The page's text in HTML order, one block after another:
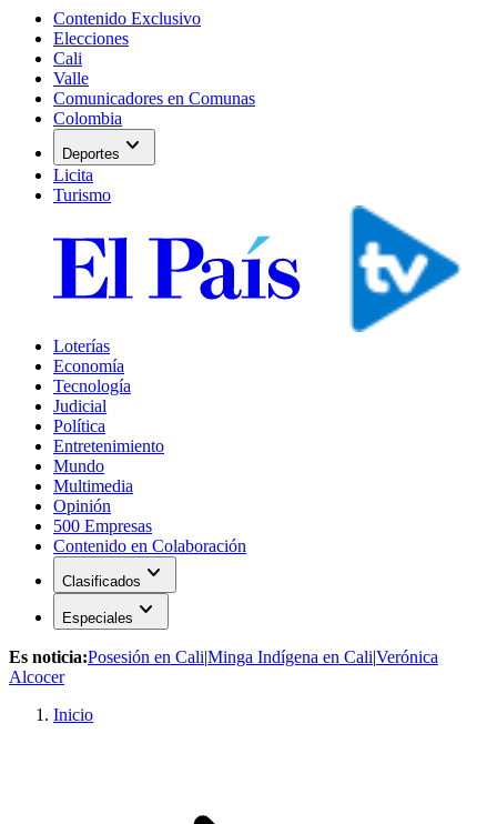
Contenido Exclusivo
Elecciones
Cali
Valle
Comunicadores en Comunas
Colombia
Deportes expand_more
Licita
Turismo
Loterías
Economía
Tecnología
Judicial
Política
Entretenimiento
Mundo
Multimedia
Opinión
500 Empresas
Contenido en Colaboración
Clasificados expand_more
Especiales expand_more
Es noticia:Posesión en Cali|Minga Indígena en Cali|Verónica
Alcocer
Inicio